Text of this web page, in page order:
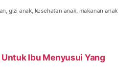
, gizi anak, kesehatan anak, makanan anak
Ibu Menyusui Yang